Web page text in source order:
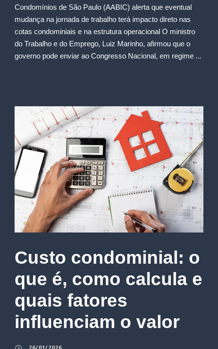
Condomínios de São Paulo (AABIC) alerta que eventual
mudança na jornada de trabalho terá impacto direto nas
cotas condominiais e na estrutura operacional O ministro
do Trabalho e do Emprego, Luiz Marinho, afirmou que o
governo pode enviar ao Congresso Nacional, em regime ...
Custo condominial: o
que é, como calcula e
quais fatores
influenciam o valor
26/01/2026